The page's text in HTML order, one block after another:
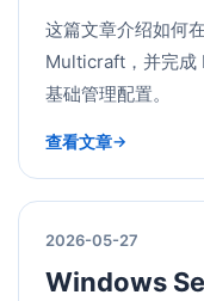
这篇文章介绍如何
Multicraft，并完成
基础管理配置。
查看文章
2026-05-27
Windows